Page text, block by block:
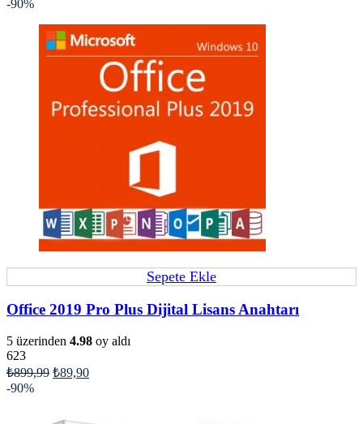
-90%
Sepete Ekle
Office 2019 Pro Plus Dijital Lisans Anahtarı
5 üzerinden 4.98 oy aldı
623
₺899,99 ₺89,90
-90%